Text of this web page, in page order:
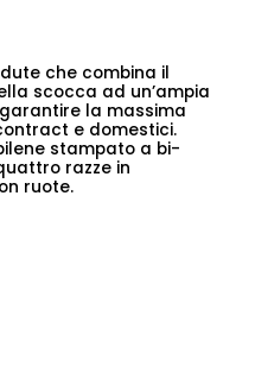
che combina il
scocca ad un’ampia
la massima
e domestici.
stampato a bi-
razze in
ruote.